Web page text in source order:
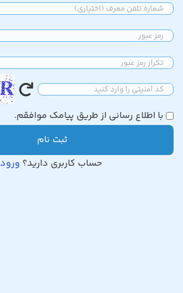
با اطلاع رسانی از طریق پیامک موافقم.
ثبت نام
حساب کاربری دارید؟ ورود